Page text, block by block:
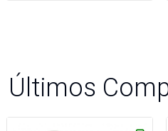
Últimos